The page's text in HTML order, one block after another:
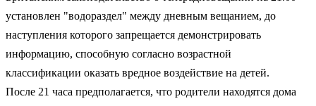
установлен "водораздел" между дневным вещанием, до
наступления которого запрещается демонстрировать
информацию, способную согласно возрастной
классификации оказать вредное воздействие на детей.
После 21 часа предполагается, что родители находятся дома